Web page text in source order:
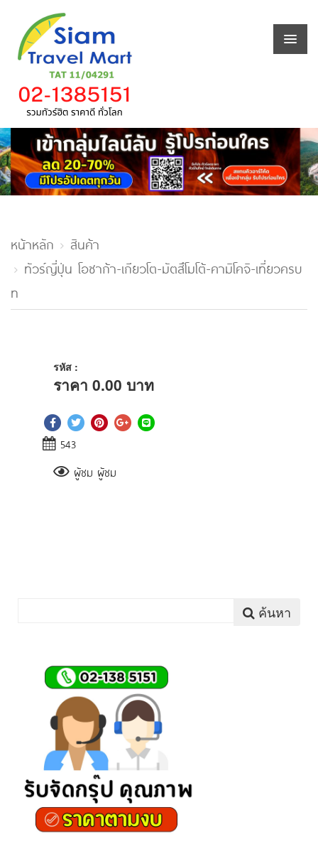
หน้าหลัก
สินค้า
ทัวร์ญี่ปุ่น โอซาก้า-เกียวโต-มัตสึโมโต้-คามิโคจิ-เที่ยวครบ
ท
รหัส :
ราคา 0.00 บาท
543
ผู้ชม ผู้ชม
ค้นหา